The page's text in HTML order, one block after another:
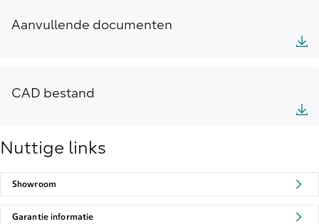
Aanvullende documenten
CAD bestand
Nuttige links
Showroom
Garantie informatie